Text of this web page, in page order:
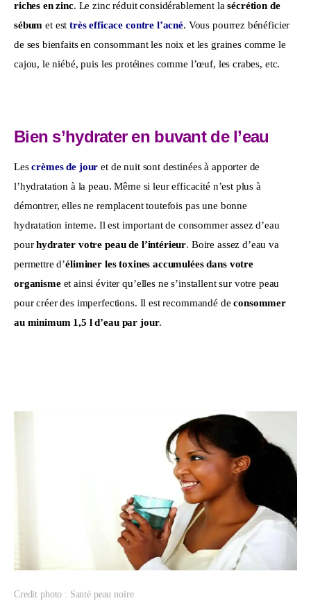
riches en zinc. Le zinc réduit considérablement la sécrétion de
sébum et est très efficace contre l’acné. Vous pourrez bénéficier
de ses bienfaits en consommant les noix et les graines comme le
cajou, le niébé, puis les protéines comme l’œuf, les crabes, etc.
Bien s’hydrater en buvant de l’eau
Les crèmes de jour et de nuit sont destinées à apporter de
l’hydratation à la peau. Même si leur efficacité n’est plus à
démontrer, elles ne remplacent toutefois pas une bonne
hydratation interne. Il est important de consommer assez d’eau
pour hydrater votre peau de l’intérieur. Boire assez d’eau va
permettre d’éliminer les toxines accumulées dans votre
organisme et ainsi éviter qu’elles ne s’installent sur votre peau
pour créer des imperfections. Il est recommandé de consommer
au minimum 1,5 l d’eau par jour.
Credit photo : Santé peau noire